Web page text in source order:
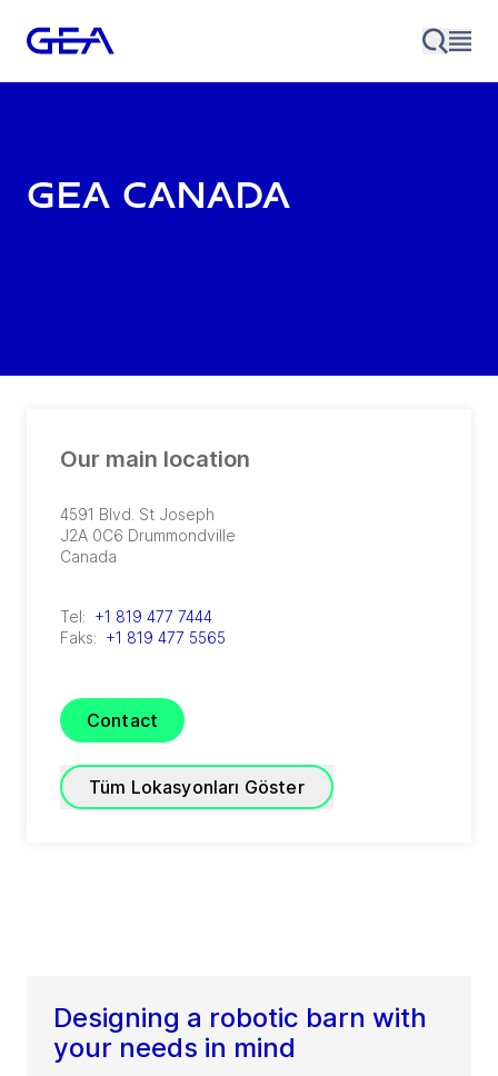
GEA Canada
Our main location
4591 Blvd. St Joseph
J2A 0C6 Drummondville
Canada
Tel: +1 819 477 7444
Faks: +1 819 477 5565
Contact
Tüm Lokasyonları Göster
Tel: +1 289 288 5500
Faks: +1 289 288 5501
Designing a robotic barn with
your needs in mind